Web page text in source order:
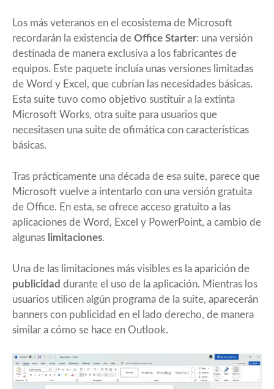
Los más veteranos en el ecosistema de Microsoft
recordarán la existencia de Office Starter: una versión
destinada de manera exclusiva a los fabricantes de
equipos. Este paquete incluía unas versiones limitadas
de Word y Excel, que cubrían las necesidades básicas.
Esta suite tuvo como objetivo sustituir a la extinta
Microsoft Works, otra suite para usuarios que
necesitasen una suite de ofimática con características
básicas.
Tras prácticamente una década de esa suite, parece que
Microsoft vuelve a intentarlo con una versión gratuita
de Office. En esta, se ofrece acceso gratuito a las
aplicaciones de Word, Excel y PowerPoint, a cambio de
algunas limitaciones.
Una de las limitaciones más visibles es la aparición de
publicidad durante el uso de la aplicación. Mientras los
usuarios utilicen algún programa de la suite, aparecerán
banners con publicidad en el lado derecho, de manera
similar a cómo se hace en Outlook.